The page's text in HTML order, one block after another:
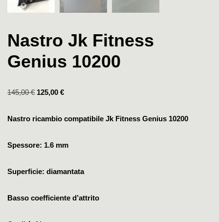
Nastro Jk Fitness
Genius 10200
145,00€ 125,00 €
Nastro ricambio compatibile Jk Fitness Genius 10200
Spessore: 1.6 mm
Superficie: diamantata
Basso coefficiente d’attrito